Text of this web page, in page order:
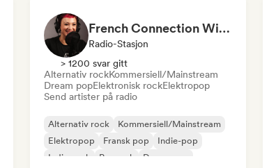
French Connection With Emma
Radio-Stasjon
> 1200 svar gitt
Alternativ rockKommersiell/Mainstream
Dream popElektronisk rockElektropop
Send artister på radio
Alternativ rock
Kommersiell/Mainstream
Elektropop
Fransk pop
Indie-pop
Indie-rock
Poprock Dream pop